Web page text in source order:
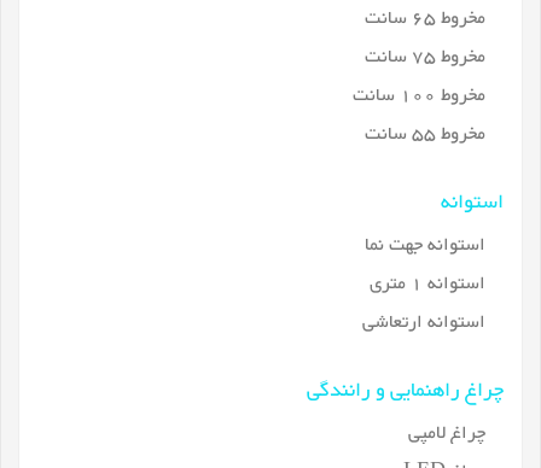
مخروط 65 سانت
مخروط 75 سانت
مخروط 100 سانت
مخروط 55 سانت
استوانه
استوانه جهت نما
استوانه 1 متری
استوانه ارتعاشی
چراغ راهنمایی و رانندگی
چراغ لامپی